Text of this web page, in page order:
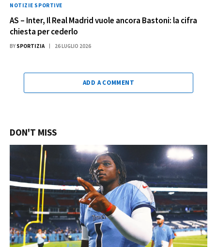
NOTIZIE SPORTIVE
AS – Inter, Il Real Madrid vuole ancora Bastoni: la cifra
chiesta per cederlo
BY SPORTIZIA 26 LUGLIO 2026
ADD A COMMENT
DON'T MISS